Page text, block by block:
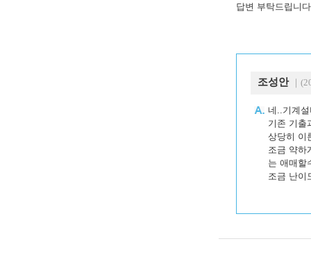
답변 부탁드립니
조성안 ｜
네..기계
기존 기출
상당히 이
조금 약하
는 애매할
조금 난이